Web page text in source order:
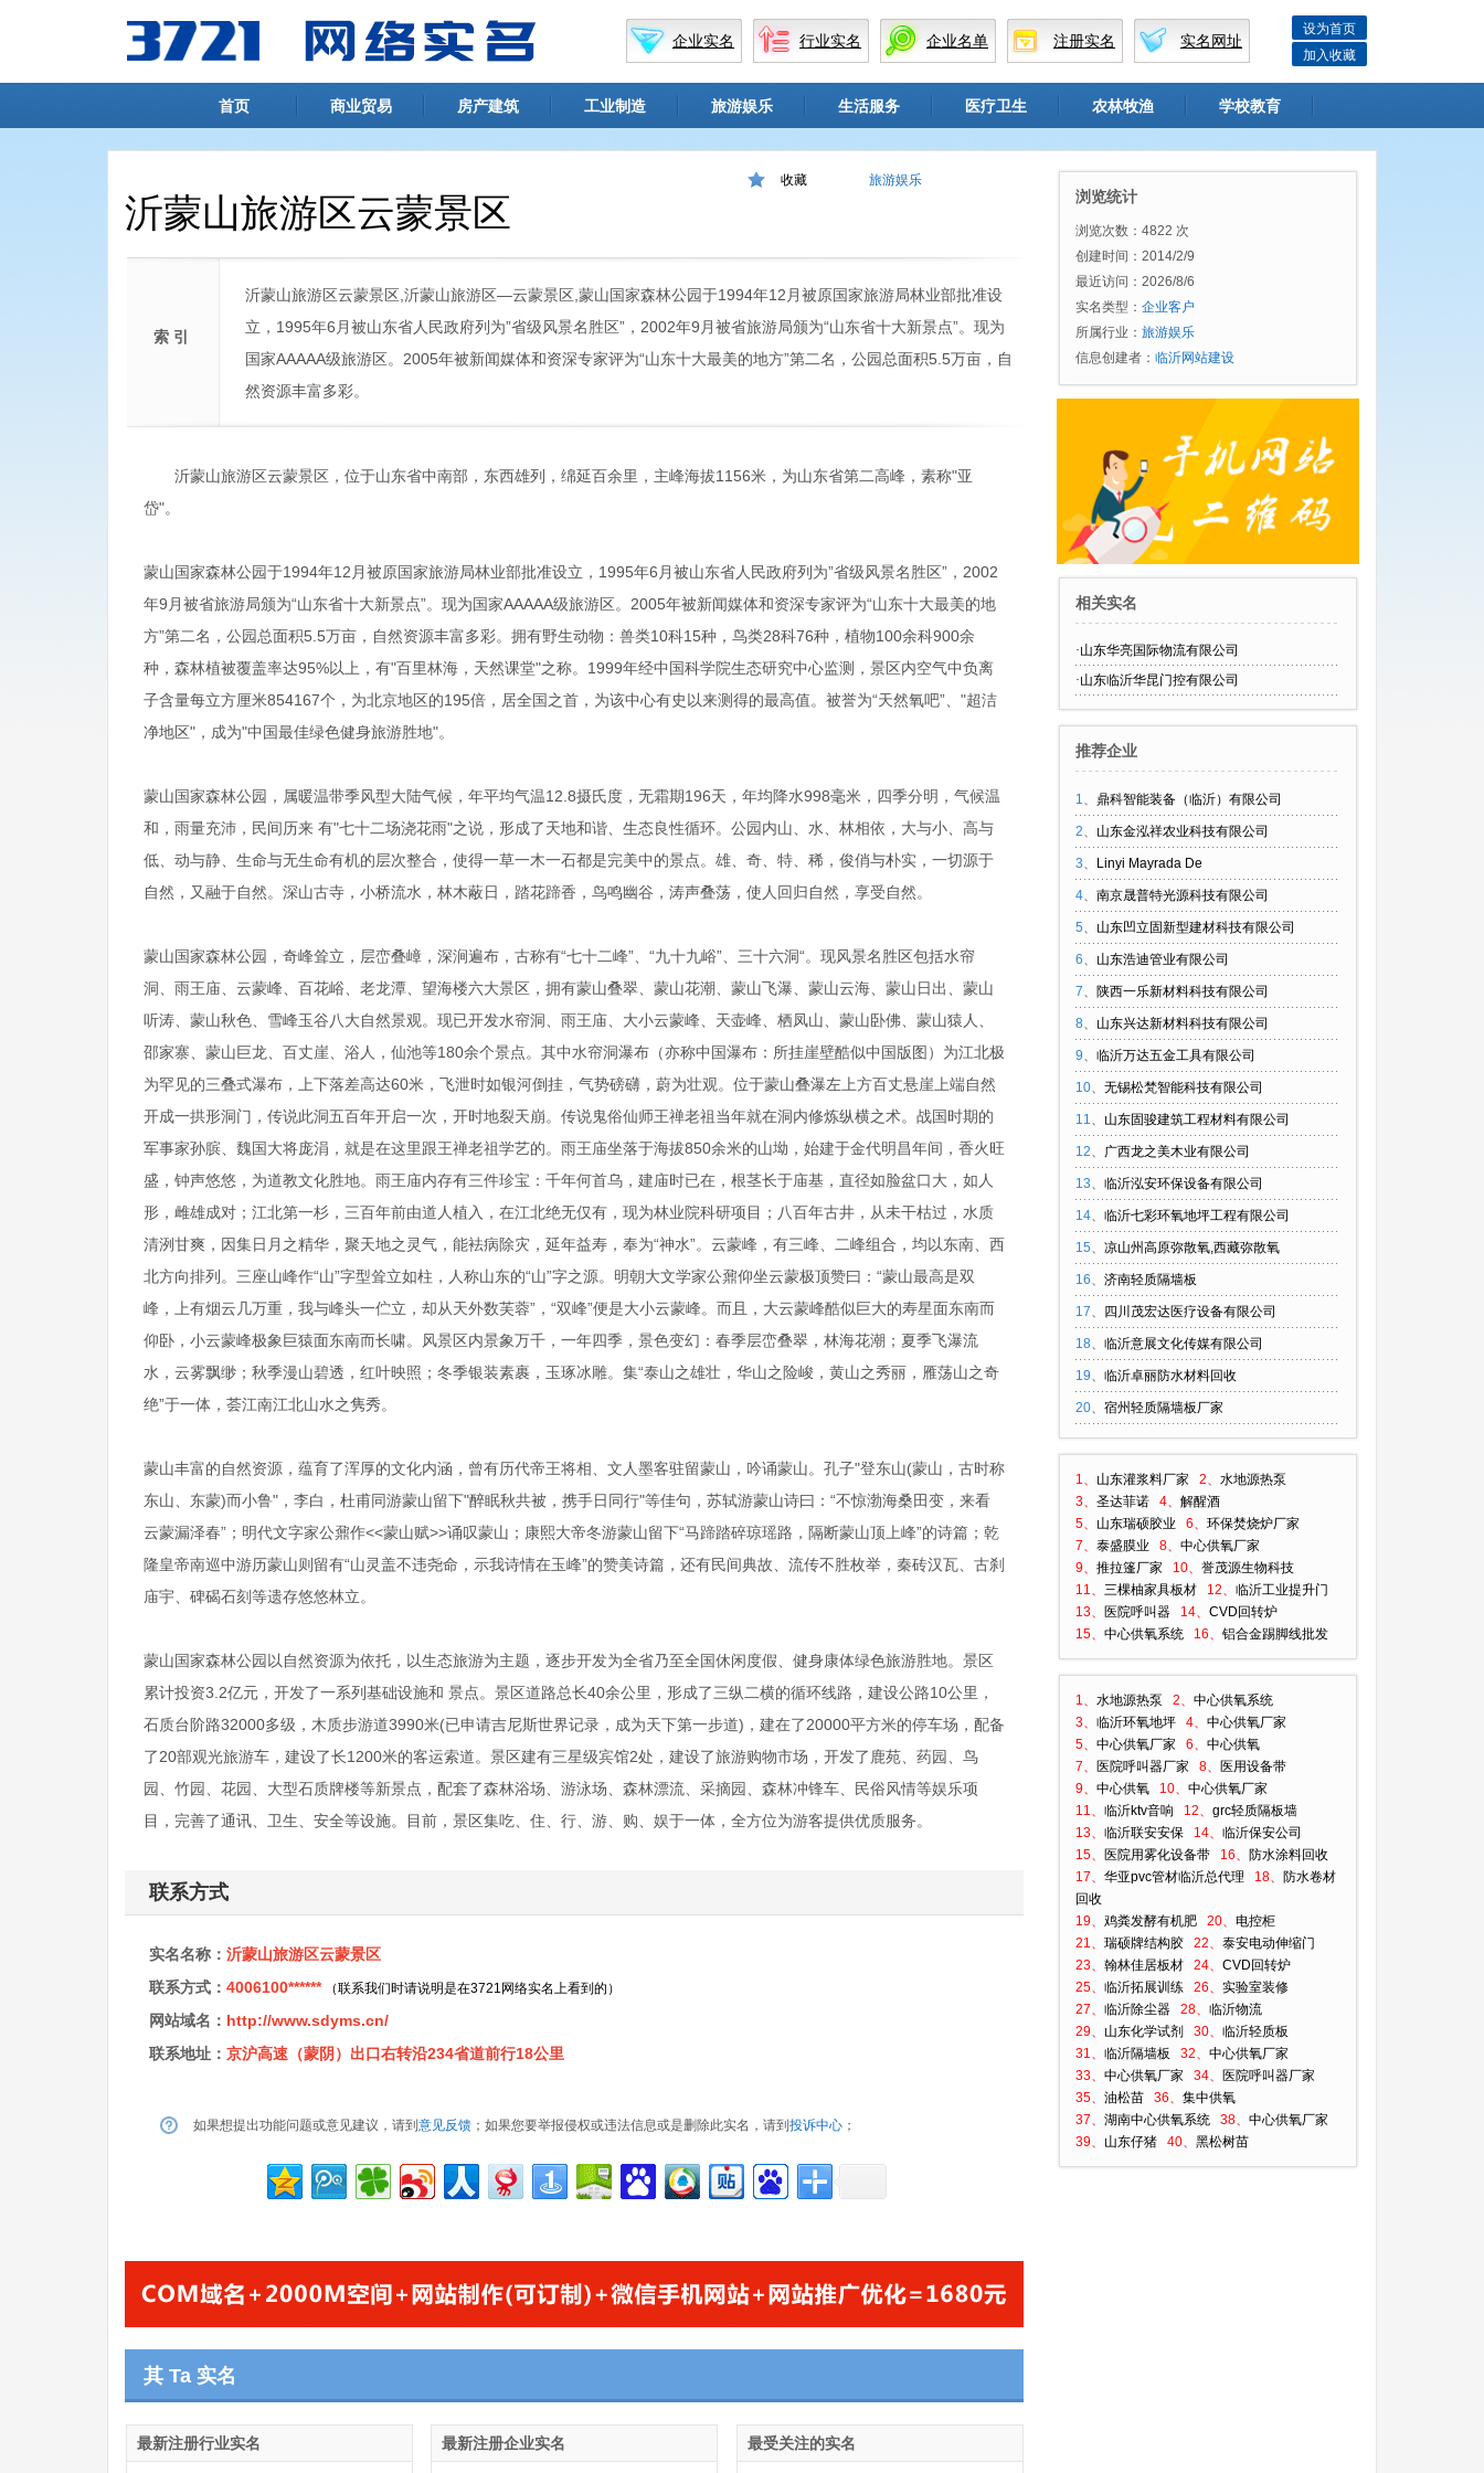
企业实名 行业实名 企业名单 注册实名 实名网址
设为首页
加入收藏
首页 商业贸易 房产建筑 工业制造 旅游娱乐 生活服务 医疗卫生 农林牧渔 学校教育
收藏 旅游娱乐
沂蒙山旅游区云蒙景区
索 引
沂蒙山旅游区云蒙景区,沂蒙山旅游区—云蒙景区,蒙山国家森林公园于1994年12月被原国家旅游局林业部批准设
立，1995年6月被山东省人民政府列为”省级风景名胜区”，2002年9月被省旅游局颁为“山东省十大新景点”。现为
国家AAAAA级旅游区。2005年被新闻媒体和资深专家评为“山东十大最美的地方”第二名，公园总面积5.5万亩，自
然资源丰富多彩。
沂蒙山旅游区云蒙景区，位于山东省中南部，东西雄列，绵延百余里，主峰海拔1156米，为山东省第二高峰，素称"亚
岱"。
蒙山国家森林公园于1994年12月被原国家旅游局林业部批准设立，1995年6月被山东省人民政府列为”省级风景名胜区”，2002
年9月被省旅游局颁为“山东省十大新景点”。现为国家AAAAA级旅游区。2005年被新闻媒体和资深专家评为“山东十大最美的地
方”第二名，公园总面积5.5万亩，自然资源丰富多彩。拥有野生动物：兽类10科15种，鸟类28科76种，植物100余科900余
种，森林植被覆盖率达95%以上，有"百里林海，天然课堂"之称。1999年经中国科学院生态研究中心监测，景区内空气中负离
子含量每立方厘米854167个，为北京地区的195倍，居全国之首，为该中心有史以来测得的最高值。被誉为“天然氧吧”、"超洁
净地区"，成为"中国最佳绿色健身旅游胜地"。
蒙山国家森林公园，属暖温带季风型大陆气候，年平均气温12.8摄氏度，无霜期196天，年均降水998毫米，四季分明，气候温
和，雨量充沛，民间历来 有"七十二场浇花雨"之说，形成了天地和谐、生态良性循环。公园内山、水、林相依，大与小、高与
低、动与静、生命与无生命有机的层次整合，使得一草一木一石都是完美中的景点。雄、奇、特、稀，俊俏与朴实，一切源于
自然，又融于自然。深山古寺，小桥流水，林木蔽日，踏花蹄香，鸟鸣幽谷，涛声叠荡，使人回归自然，享受自然。
蒙山国家森林公园，奇峰耸立，层峦叠嶂，深涧遍布，古称有“七十二峰”、“九十九峪”、三十六洞“。现风景名胜区包括水帘
洞、雨王庙、云蒙峰、百花峪、老龙潭、望海楼六大景区，拥有蒙山叠翠、蒙山花潮、蒙山飞瀑、蒙山云海、蒙山日出、蒙山
听涛、蒙山秋色、雪峰玉谷八大自然景观。现已开发水帘洞、雨王庙、大小云蒙峰、天壶峰、栖凤山、蒙山卧佛、蒙山猿人、
邵家寨、蒙山巨龙、百丈崖、浴人，仙池等180余个景点。其中水帘洞瀑布（亦称中国瀑布：所挂崖壁酷似中国版图）为江北极
为罕见的三叠式瀑布，上下落差高达60米，飞泄时如银河倒挂，气势磅礴，蔚为壮观。位于蒙山叠瀑左上方百丈悬崖上端自然
开成一拱形洞门，传说此洞五百年开启一次，开时地裂天崩。传说鬼俗仙师王禅老祖当年就在洞内修炼纵横之术。战国时期的
军事家孙膑、魏国大将庞涓，就是在这里跟王禅老祖学艺的。雨王庙坐落于海拔850余米的山坳，始建于金代明昌年间，香火旺
盛，钟声悠悠，为道教文化胜地。雨王庙内存有三件珍宝：千年何首乌，建庙时已在，根茎长于庙基，直径如脸盆口大，如人
形，雌雄成对；江北第一杉，三百年前由道人植入，在江北绝无仅有，现为林业院科研项目；八百年古井，从未干枯过，水质
清洌甘爽，因集日月之精华，聚天地之灵气，能袪病除灾，延年益寿，奉为“神水”。云蒙峰，有三峰、二峰组合，均以东南、西
北方向排列。三座山峰作“山”字型耸立如柱，人称山东的“山”字之源。明朝大文学家公鼐仰坐云蒙极顶赞曰：“蒙山最高是双
峰，上有烟云几万重，我与峰头一伫立，却从天外数芙蓉”，“双峰”便是大小云蒙峰。而且，大云蒙峰酷似巨大的寿星面东南而
仰卧，小云蒙峰极象巨猿面东南而长啸。风景区内景象万千，一年四季，景色变幻：春季层峦叠翠，林海花潮；夏季飞瀑流
水，云雾飘缈；秋季漫山碧透，红叶映照；冬季银装素裹，玉琢冰雕。集“泰山之雄壮，华山之险峻，黄山之秀丽，雁荡山之奇
绝”于一体，荟江南江北山水之隽秀。
蒙山丰富的自然资源，蕴育了浑厚的文化内涵，曾有历代帝王将相、文人墨客驻留蒙山，吟诵蒙山。孔子"登东山(蒙山，古时称
东山、东蒙)而小鲁"，李白，杜甫同游蒙山留下"醉眠秋共被，携手日同行"等佳句，苏轼游蒙山诗曰：“不惊渤海桑田变，来看
云蒙漏泽春”；明代文字家公鼐作<<蒙山赋>>诵叹蒙山；康熙大帝冬游蒙山留下“马蹄踏碎琼瑶路，隔断蒙山顶上峰”的诗篇；乾
隆皇帝南巡中游历蒙山则留有“山灵盖不违尧命，示我诗情在玉峰”的赞美诗篇，还有民间典故、流传不胜枚举，秦砖汉瓦、古刹
庙宇、碑碣石刻等遗存悠悠林立。
蒙山国家森林公园以自然资源为依托，以生态旅游为主题，逐步开发为全省乃至全国休闲度假、健身康体绿色旅游胜地。景区
累计投资3.2亿元，开发了一系列基础设施和 景点。景区道路总长40余公里，形成了三纵二横的循环线路，建设公路10公里，
石质台阶路32000多级，木质步游道3990米(已申请吉尼斯世界记录，成为天下第一步道)，建在了20000平方米的停车场，配备
了20部观光旅游车，建设了长1200米的客运索道。景区建有三星级宾馆2处，建设了旅游购物市场，开发了鹿苑、药园、鸟
园、竹园、花园、大型石质牌楼等新景点，配套了森林浴场、游泳场、森林漂流、采摘园、森林冲锋车、民俗风情等娱乐项
目，完善了通讯、卫生、安全等设施。目前，景区集吃、住、行、游、购、娱于一体，全方位为游客提供优质服务。
联系方式
实名名称： 沂蒙山旅游区云蒙景区
联系方式： 4006100******（联系我们时请说明是在3721网络实名上看到的）
网站域名： http://www.sdyms.cn/
联系地址： 京沪高速（蒙阴）出口右转沿234省道前行18公里
如果想提出功能问题或意见建议，请到 意见反馈 ；如果您要举报侵权或违法信息或是删除此实名，请到 投诉中心 ；
其 Ta 实名
最新注册行业实名 最新注册企业实名 最受关注的实名
浏览统计
浏览次数：4822 次
创建时间：2014/2/9
最近访问：2026/8/6
实名类型： 企业客户
所属行业： 旅游娱乐
信息创建者： 临沂网站建设
相关实名
·山东华亮国际物流有限公司
·山东临沂华昆门控有限公司
推荐企业
1、 鼎科智能装备（临沂）有限公司
2、 山东金泓祥农业科技有限公司
3、 Linyi Mayrada De
4、 南京晟普特光源科技有限公司
5、 山东凹立固新型建材科技有限公司
6、 山东浩迪管业有限公司
7、 陕西一乐新材料科技有限公司
8、 山东兴达新材料科技有限公司
9、 临沂万达五金工具有限公司
10、 无锡松梵智能科技有限公司
11、 山东固骏建筑工程材料有限公司
12、 广西龙之美木业有限公司
13、 临沂泓安环保设备有限公司
14、 临沂七彩环氧地坪工程有限公司
15、 凉山州高原弥散氧,西藏弥散氧
16、 济南轻质隔墙板
17、 四川茂宏达医疗设备有限公司
18、 临沂意展文化传媒有限公司
19、 临沂卓丽防水材料回收
20、 宿州轻质隔墙板厂家
1、 山东灌浆料厂家 2、 水地源热泵
3、 圣达菲诺 4、 解醒酒
5、 山东瑞硕胶业 6、 环保焚烧炉厂家
7、 泰盛膜业 8、 中心供氧厂家
9、 推拉篷厂家 10、 誉茂源生物科技
11、 三棵柚家具板材 12、 临沂工业提升门
13、
医院呼叫器 14、 CVD回转炉
15、 中心供氧系统 16、 铝合金踢脚线批发
1、 水地源热泵 2、 中心供氧系统
3、 临沂环氧地坪 4、 中心供氧厂家
5、 中心供氧厂家 6、 中心供氧
7、
医院呼叫器厂家 8、
医用设备带
9、 中心供氧 10、 中心供氧厂家
11、 临沂ktv音响 12、 grc轻质隔板墙
13、 临沂联安安保 14、 临沂保安公司
15、
医院用雾化设备带 16、 防水涂料回收
17、 华亚pvc管材临沂总代理 18、 防水卷材
回收
19、 鸡粪发酵有机肥 20、 电控柜
21、 瑞硕牌结构胶 22、 泰安电动伸缩门
23、 翰林佳居板材 24、 CVD回转炉
25、 临沂拓展训练 26、 实验室装修
27、 临沂除尘器 28、 临沂物流
29、 山东化学试剂 30、 临沂轻质板
31、 临沂隔墙板 32、 中心供氧厂家
33、 中心供氧厂家 34、
医院呼叫器厂家
35、 油松苗 36、 集中供氧
37、 湖南中心供氧系统 38、 中心供氧厂家
39、 山东仔猪 40、 黑松树苗